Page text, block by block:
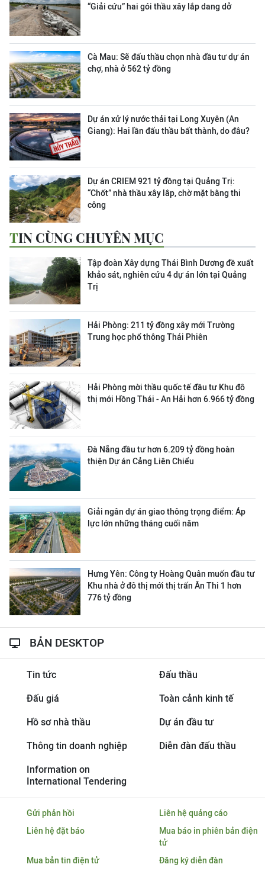
“Giải cứu” hai gói thầu xây lắp dang dở
Cà Mau: Sẽ đấu thầu chọn nhà đầu tư dự án
chợ, nhà ở 562 tỷ đồng
Dự án xử lý nước thải tại Long Xuyên (An
Giang): Hai lần đấu thầu bất thành, do đâu?
Dự án CRIEM 921 tỷ đồng tại Quảng Trị:
“Chốt” nhà thầu xây lắp, chờ mặt bằng thi
công
TIN CÙNG CHUYÊN MỤC
Tập đoàn Xây dựng Thái Bình Dương đề xuất
khảo sát, nghiên cứu 4 dự án lớn tại Quảng
Trị
Hải Phòng: 211 tỷ đồng xây mới Trường
Trung học phổ thông Thái Phiên
Hải Phòng mời thầu quốc tế đầu tư Khu đô
thị mới Hồng Thái - An Hải hơn 6.966 tỷ đồng
Đà Nẵng đầu tư hơn 6.209 tỷ đồng hoàn
thiện Dự án Cảng Liên Chiểu
Giải ngân dự án giao thông trọng điểm: Áp
lực lớn những tháng cuối năm
Hưng Yên: Công ty Hoàng Quân muốn đầu tư
Khu nhà ở đô thị mới thị trấn Ân Thi 1 hơn
776 tỷ đồng
BẢN DESKTOP
Tin tức Đấu thầu
Đấu giá Toàn cảnh kinh tế
Hồ sơ nhà thầu Dự án đầu tư
Thông tin doanh nghiệp Diễn đàn đấu thầu
Information on
International Tendering
Gửi phản hồi
Liên hệ quảng cáo
Liên hệ đặt báo
Mua báo in phiên bản điện
tử
Mua bản tin điện tử
Đăng ký diễn đàn